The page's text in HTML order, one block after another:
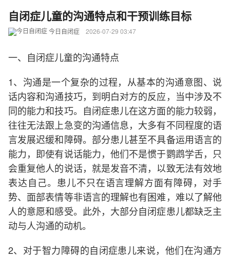
自闭症儿童的沟通特点和干预训练目标
今日自闭症 2026-07-29 03:47
一、自闭症儿童的沟通特点
1、沟通是一个复杂的过程，从基本的沟通意图、说
话内容和沟通技巧，到明白对方的反应，当中涉及不
同的能力和技巧。自闭症患儿在这方面的能力较弱，
往往无法跟上急变的沟通信息，大多有不同程度的语
言发展迟缓和障碍。部分患儿甚至不具备运用语言的
能力，即使有说话能力，他们不是惯于鹦鹉学舌，只
会重复他人的说话，就是发音不清，以致无法有效地
表达自己。患儿不只在语言理解方面有障碍，对手
势、面部表情等非语言的理解也有困难，难以了解他
人的意愿和感受。此外，大部分自闭症患儿都缺乏主
动与人沟通的动机。
2、对于智力障碍的自闭症患儿来说，他们在沟通方